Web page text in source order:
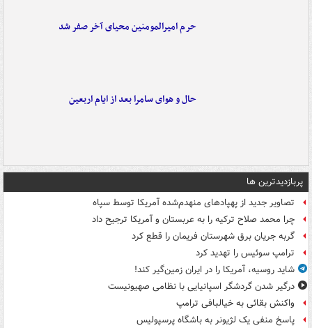
حرم امیرالمومنین محیای آخر صفر شد
حال و هوای سامرا بعد از ایام اربعین
پربازدیدترین ها
تصاویر جدید از پهپادهای منهدم‌شده آمریکا توسط سپاه
چرا محمد صلاح ترکیه را به عربستان و آمریکا ترجیح داد
گربه جریان برق شهرستان فریمان را قطع کرد
ترامپ سوئیس را تهدید کرد
شاید روسیه، آمریکا را در ایران زمین‌گیر کند!
درگیر شدن گردشگر اسپانیایی با نظامی صهیونیست
واکنش بقائی به خیالبافی ترامپ
پاسخ منفی یک لژیونر به باشگاه پرسپولیس